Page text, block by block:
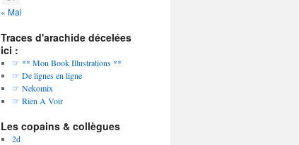
« Mai
Traces d'arachide décelées
ici :
☞ ** Mon Book Illustrations **
☞ De lignes en ligne
☞ Nekomix
☞ Rien A Voir
Les copains & collègues
2d